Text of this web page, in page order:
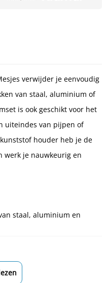
verwijder je eenvoudig
van staal, aluminium of
is ook geschikt voor het
uiteindes van pijpen of
houder heb je de
werk je nauwkeurig en
staal, aluminium en